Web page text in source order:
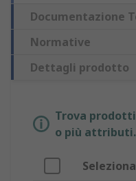
Documentazione
Normative
Dettagli prodotto
Trova
o più attributi.